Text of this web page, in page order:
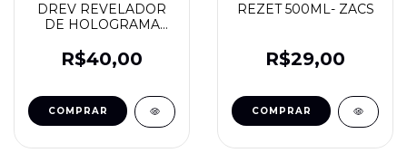
DREV REVELADOR
DE HOLOGRAMA
R$40,00
REZET 500ML- ZACS
R$29,00